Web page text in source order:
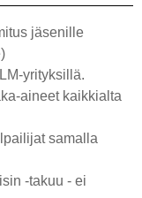
jäsenille
yrityksillä.
aineet kaikkialta
samalla
-takuu - ei